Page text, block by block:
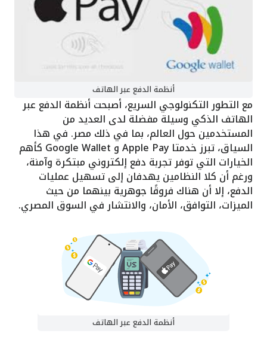
أنظمة الدفع عبر الهاتف
مع التطور التكنولوجي السريع، أصبحت أنظمة الدفع عبر
الهاتف الذكي وسيلة مفضلة لدى العديد من
المستخدمين حول العالم، بما في ذلك مصر. في هذا
السياق، تبرز خدمتا Apple Pay و Google Wallet كأهم
الخيارات التي توفر تجربة دفع إلكتروني مبتكرة وآمنة،
ورغم أن كلا النظامين يهدفان إلى تسهيل عمليات
الدفع، إلا أن هناك فروقًا جوهرية بينهما من حيث
الميزات، التوافق، الأمان، والانتشار في السوق المصري.
أنظمة الدفع عبر الهاتف